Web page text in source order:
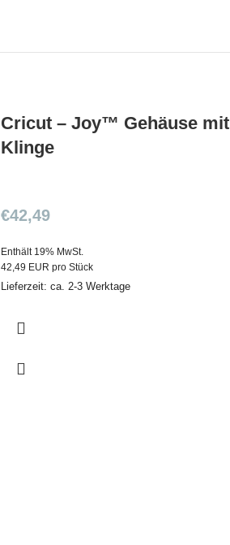
Cricut – Joy™ Gehäuse mit
Klinge
€42,49
Enthält 19% MwSt.
42,49 EUR pro Stück
Lieferzeit: ca. 2-3 Werktage